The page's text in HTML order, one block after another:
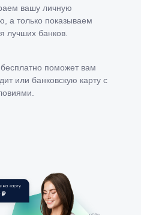
вашу личную
а только показываем
лучших банков.
поможет вам
или банковскую карту с